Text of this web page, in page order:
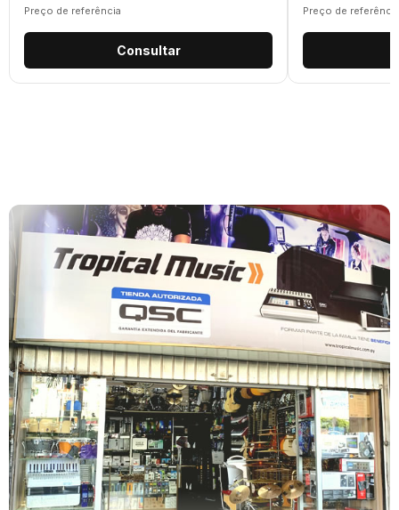
Preço de referência
Consultar
Preço de referência